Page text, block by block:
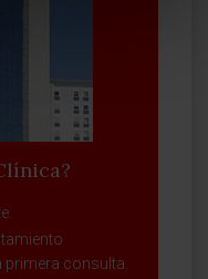
primera consulta.